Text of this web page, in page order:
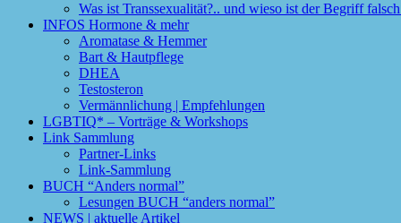
Was ist Transsexualität?.. und wieso ist der Begriff
INFOS Hormone & mehr
Aromatase & Hemmer
Bart & Hautpflege
DHEA
Testosteron
Vermännlichung | Empfehlungen
LGBTIQ* – Vorträge & Workshops
Link Sammlung
Partner-Links
Link-Sammlung
BUCH “Anders normal”
Lesungen BUCH “anders normal”
NEWS | aktuelle Artikel